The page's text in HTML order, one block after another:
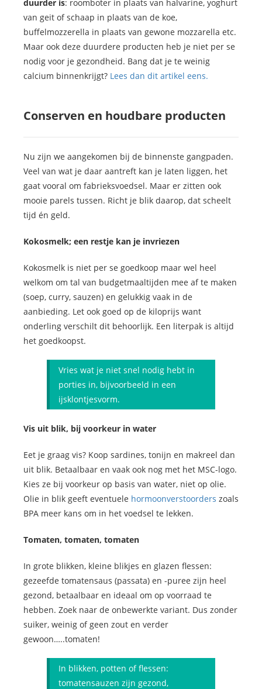
duurder is: roomboter in plaats van halvarine, yoghurt
van geit of schaap in plaats van de koe,
buffelmozzerella in plaats van gewone mozzarella etc.
Maar ook deze duurdere producten heb je niet per se
nodig voor je gezondheid. Bang dat je te weinig
calcium binnenkrijgt? Lees dan dit artikel eens.
Conserven en houdbare producten
Nu zijn we aangekomen bij de binnenste gangpaden.
Veel van wat je daar aantreft kan je laten liggen, het
gaat vooral om fabrieksvoedsel. Maar er zitten ook
mooie parels tussen. Richt je blik daarop, dat scheelt
tijd én geld.
Kokosmelk; een restje kan je invriezen
Kokosmelk is niet per se goedkoop maar wel heel
welkom om tal van budgetmaaltijden mee af te maken
(soep, curry, sauzen) en gelukkig vaak in de
aanbieding. Let ook goed op de kiloprijs want
onderling verschilt dit behoorlijk. Een literpak is altijd
het goedkoopst.
Vries wat je niet snel nodig hebt in
porties in, bijvoorbeeld in een
ijsklontjesvorm.
Vis uit blik, bij voorkeur in water
Eet je graag vis? Koop sardines, tonijn en makreel dan
uit blik. Betaalbaar en vaak ook nog met het MSC-logo.
Kies ze bij voorkeur op basis van water, niet op olie.
Olie in blik geeft eventuele hormoonverstoorders zoals
BPA meer kans om in het voedsel te lekken.
Tomaten, tomaten, tomaten
In grote blikken, kleine blikjes en glazen flessen:
gezeefde tomatensaus (passata) en -puree zijn heel
gezond, betaalbaar en ideaal om op voorraad te
hebben. Zoek naar de onbewerkte variant. Dus zonder
suiker, weinig of geen zout en verder
gewoon…..tomaten!
In blikken, potten of flessen:
tomatensauzen zijn gezond,